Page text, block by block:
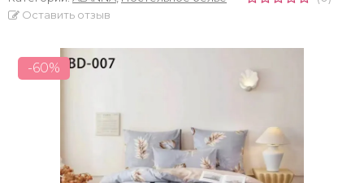
Оставить отзыв
-60%